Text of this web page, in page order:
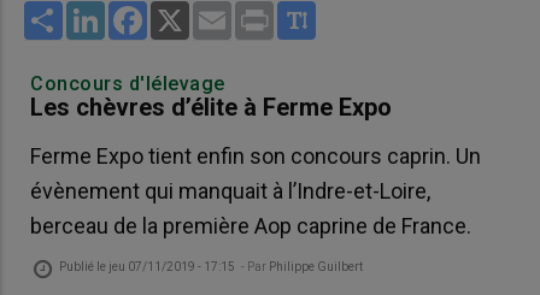
Share LinkedInFacebook
X Email Print
Concours d'lélevage
Les chèvres d’élite à Ferme Expo
Ferme Expo tient enfin son concours caprin. Un
évènement qui manquait à l’Indre-et-Loire,
berceau de la première Aop caprine de France.
Publié le jeu 07/11/2019 - 17:15 - Par Philippe Guilbert